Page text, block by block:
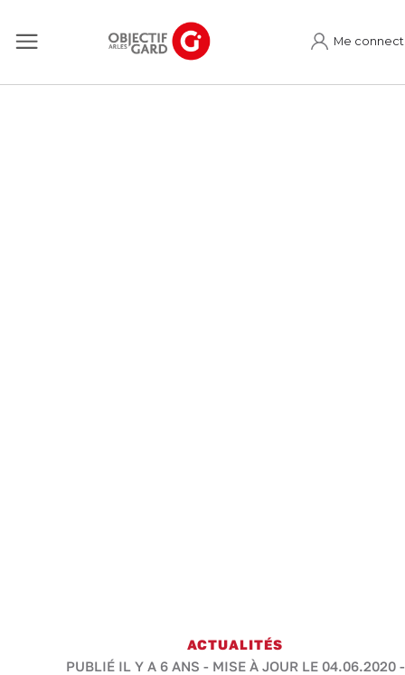
Me
ACTUALITÉS
PUBLIÉ IL Y A 6 ANS - MISE À JOUR LE 04.06.2020 -